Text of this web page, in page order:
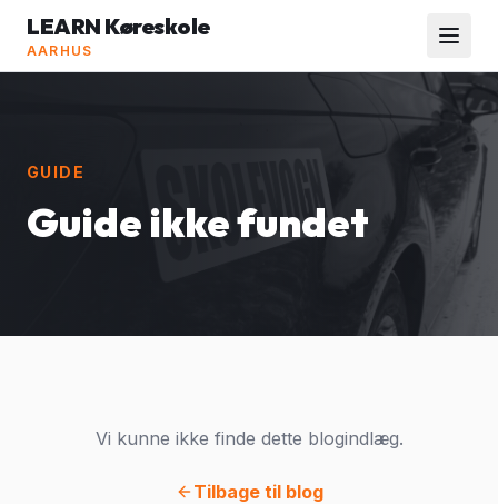
LEARN Køreskole
AARHUS
GUIDE
Guide ikke fundet
Vi kunne ikke finde dette blogindlæg.
Tilbage til blog